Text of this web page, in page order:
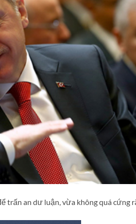
trấn an dư luận, vừa không quá cứng